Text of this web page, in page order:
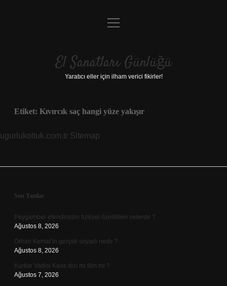
Anasayfa
Yasal Uyarı
menüyü
El Sanatları Günlüğü
Yaratıcı eller için ilham verici fikirler!
Etiket: Kıvırcık saç hangi yüze yakışır
ugurlukoltuk.com.tr Sitemap
Sidebar
Son Yazılar
Peygamber efendimizin fiziksel özellikleri nelerdir ?
Ağustos 8, 2026
Orhan Kemal’in gerçek soyadı nedir ?
Ağustos 8, 2026
Kurtlar Vadisi Kaos dizi mi film mi ?
Ağustos 7, 2026